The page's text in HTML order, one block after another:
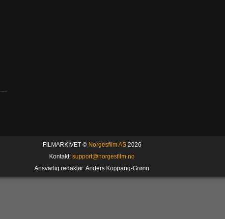
FILMARKIVET © Norgesfilm AS2026
Kontakt: support@norgesfilm.no
Ansvarlig redaktør: Anders Koppang-Grønn